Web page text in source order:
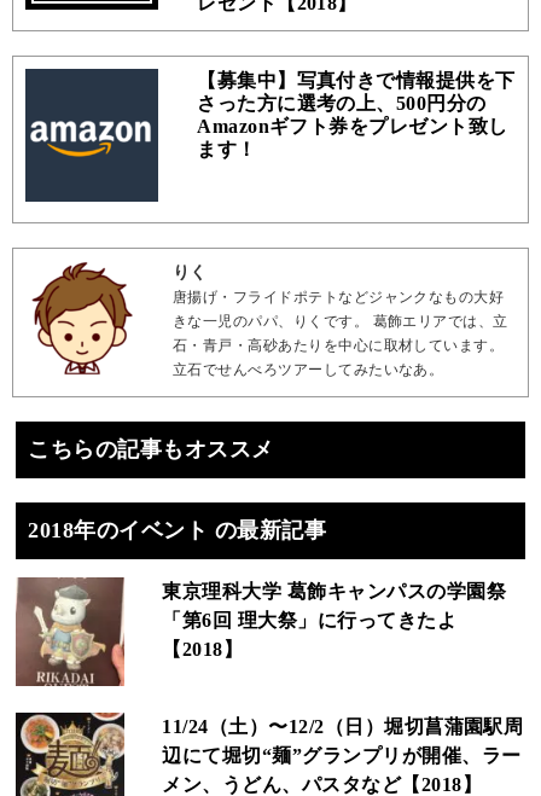
【募集中】写真付きで情報提供を下
さった方に選考の上、500円分の
Amazonギフト券をプレゼント致し
ます！
りく
唐揚げ・フライドポテトなどジャンクなもの大好
きな一児のパパ、りくです。 葛飾エリアでは、立
石・青戸・高砂あたりを中心に取材しています。
立石でせんべろツアーしてみたいなあ。
こちらの記事もオススメ
2018年のイベント の最新記事
東京理科大学 葛飾キャンパスの学園祭
「第6回 理大祭」に行ってきたよ
【2018】
11/24（土）〜12/2（日）堀切菖蒲園駅周
辺にて堀切“麺”グランプリが開催、ラー
メン、うどん、パスタなど【2018】